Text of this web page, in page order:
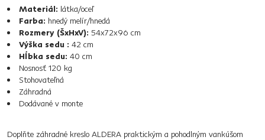
Materiál: látka/oceľ
Farba: hnedý melír/hnedá
Rozmery (ŠxHxV): 54x72x96 cm
Výška sedu : 42 cm
Hĺbka sedu: 40 cm
Nosnosť 120 kg
Stohovateľná
Záhradná
Dodávané v monte
Doplňte záhradné kreslo ALDERA praktickým a pohodlným vankúšom